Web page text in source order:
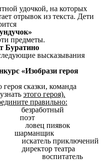
удочкой, на которых
отрывок из текста. Дети
предметы.
Буратино
высказывания
«Изобрази героя
сказки, команда
этого героя).
правильно:
пиявок
приключений
театра
воспитатель